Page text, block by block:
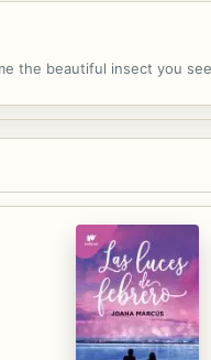
the beautiful insect you